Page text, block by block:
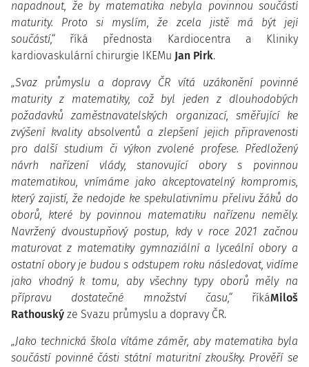
napadnout, že by matematika nebyla povinnou součástí
maturity. Proto si myslím, že zcela jistě má být její
součástí,“ říká přednosta Kardiocentra a Kliniky
kardiovaskulární chirurgie IKEMu Jan Pirk.
„Svaz průmyslu a dopravy ČR vítá uzákonění povinné
maturity z matematiky, což byl jeden z dlouhodobých
požadavků zaměstnavatelských organizací, směřující ke
zvýšení kvality absolventů a zlepšení jejich připravenosti
pro další studium či výkon zvolené profese. Předložený
návrh nařízení vlády, stanovující obory s povinnou
matematikou, vnímáme jako akceptovatelný kompromis,
který zajistí, že nedojde ke spekulativnímu přelivu žáků do
oborů, které by povinnou matematiku nařízenu neměly.
Navržený dvoustupňový postup, kdy v roce 2021 začnou
maturovat z matematiky gymnaziální a lyceální obory a
ostatní obory je budou s odstupem roku následovat, vidíme
jako vhodný k tomu, aby všechny typy oborů měly na
přípravu dostatečné množství času,“říkáMiloš
Rathouský ze Svazu průmyslu a dopravy ČR.
„Jako technická škola vítáme záměr, aby matematika byla
součástí povinné části státní maturitní zkoušky. Prověří se